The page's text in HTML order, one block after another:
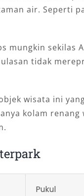
air. Seperti
mungkin sekilas
tidak
wisata ini
kolam
Pukul